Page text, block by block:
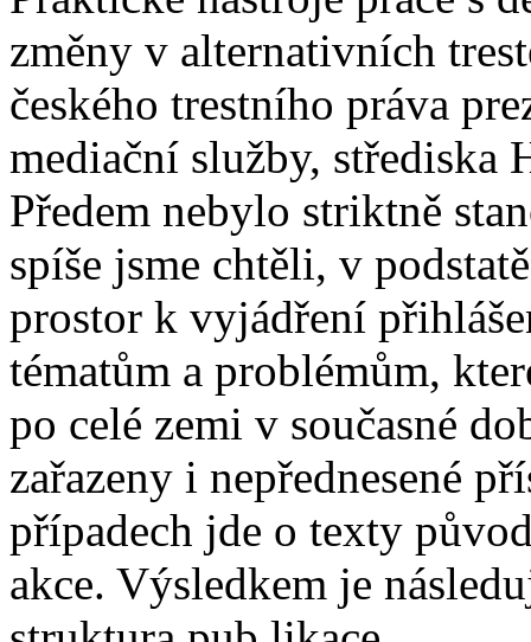
změny v alternativních
českého trestního práva
mediační služby, střediska
Předem nebylo striktně
spíše jsme chtěli, v
prostor k vyjádření
tématům a problémům,
po celé zemi v současné
zařazeny i nepřednesené
případech jde o texty
akce. Výsledkem je